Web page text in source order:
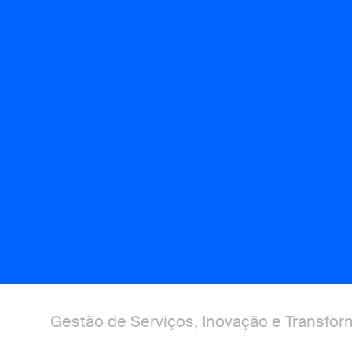
Gestão de Serviços, Inovação e